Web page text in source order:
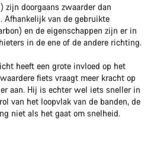
zijn doorgaans zwaarder dan
Afhankelijk van de gebruikte
en de eigenschappen zijn er in
in de ene of de andere richting.
heeft een grote invloed op het
fiets vraagt meer kracht op
aan. Hij is echter wel iets sneller in
van het loopvlak van de banden, de
niet als het gaat om snelheid.